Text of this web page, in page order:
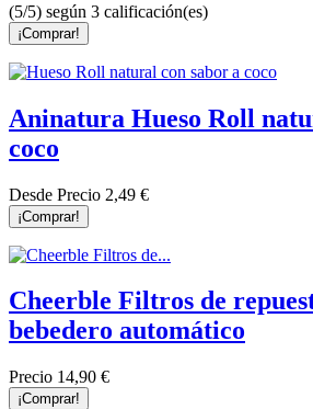
(5/5) según 3 calificación(es)
¡Comprar!
Aninatura Hueso Roll
coco
Desde Precio 2,49 €
¡Comprar!
Cheerble Filtros de
bebedero automático
Precio 14,90 €
¡Comprar!